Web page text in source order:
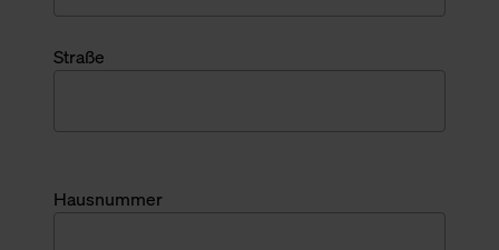
Straße
Hausnummer